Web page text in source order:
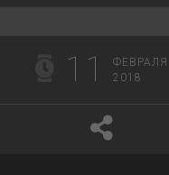
11
ФЕВРАЛЯ
2018